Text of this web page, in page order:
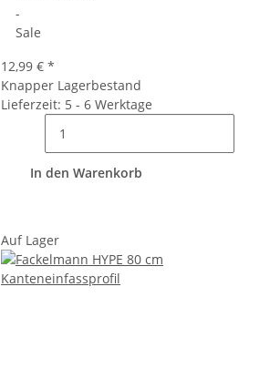
-
Sale
12,99 € *
Knapper Lagerbestand
Lieferzeit: 5 - 6 Werktage
In den Warenkorb
Auf Lager